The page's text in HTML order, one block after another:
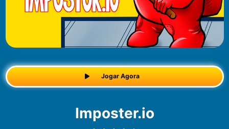
Jogar Agora
Imposter.io